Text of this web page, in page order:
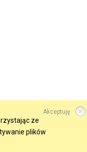
Internetowe
Akceptuję
ze
plików